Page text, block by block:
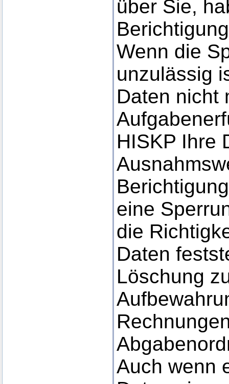
über Sie,
Wenn die
unzulässig
Daten nicht
HISKP Ihre
eine
die
Daten
Löschung
Auch wenn